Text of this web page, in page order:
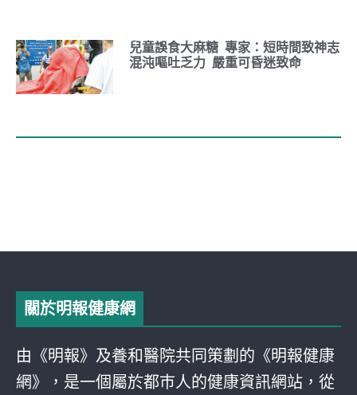
兒童誤食大麻糖 專家：短時間致神志
混沌嘔吐乏力 嚴重可昏迷致命
關於明報健康網
由《明報》及養和醫院共同策劃的《明報健康
網》，是一個屬於都巿人的健康資訊網站，從